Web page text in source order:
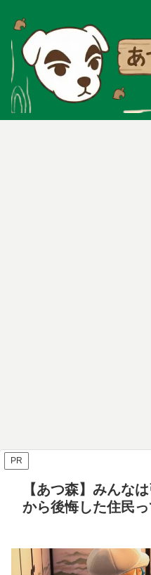
PR
【あつ森】みんな
から後悔した住民